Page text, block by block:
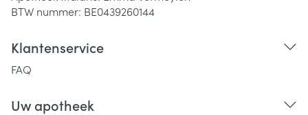
BTW nummer: BE0439260144
Klantenservice
FAQ
Uw apotheek